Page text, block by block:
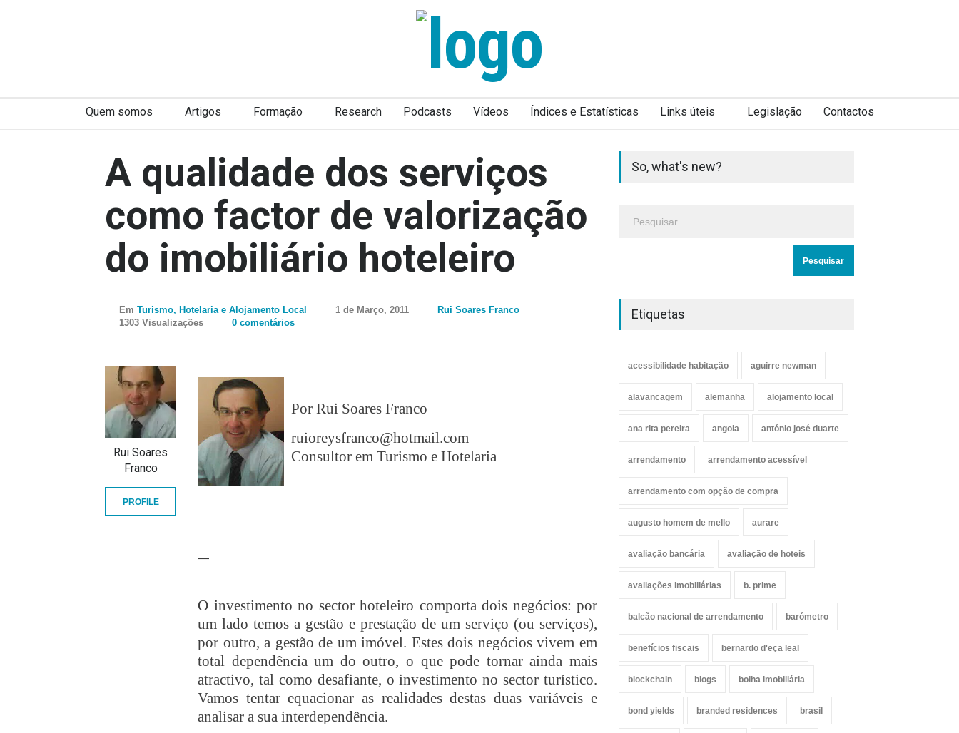
Quem somos Artigos Formação Research Podcasts Vídeos Índices e Estatísticas Links úteis Legislação Contactos
A qualidade dos serviços
como factor de valorização
do imobiliário hoteleiro
Em Turismo, Hotelaria e Alojamento Local 1 de Março, 2011
Rui Soares Franco
1303 Visualizações
0 comentários
Por Rui Soares Franco
ruioreysfranco@hotmail.com
Consultor em Turismo e Hotelaria
—
O investimento no sector hoteleiro comporta dois negócios: por
um lado temos a gestão e prestação de um serviço (ou serviços),
por outro, a gestão de um imóvel. Estes dois negócios vivem em
total dependência um do outro, o que pode tornar ainda mais
atractivo, tal como desafiante, o investimento no sector turístico.
Vamos tentar equacionar as realidades destas duas variáveis e
analisar a sua interdependência.
Rui Soares
Franco
PROFILE
So, what's new?
Etiquetas
acessibilidade habitação aguirre newman
alavancagem alemanha alojamento local
ana rita pereira angola antónio josé duarte
arrendamento arrendamento acessível
arrendamento com opção de compra
augusto homem de mello aurare
avaliação bancária avaliação de hoteis
avaliações imobiliárias b. prime
balcão nacional de arrendamento barómetro
benefícios fiscais bernardo d'eça leal
blockchain blogs bolha imobiliária
bond yields branded residences brasil